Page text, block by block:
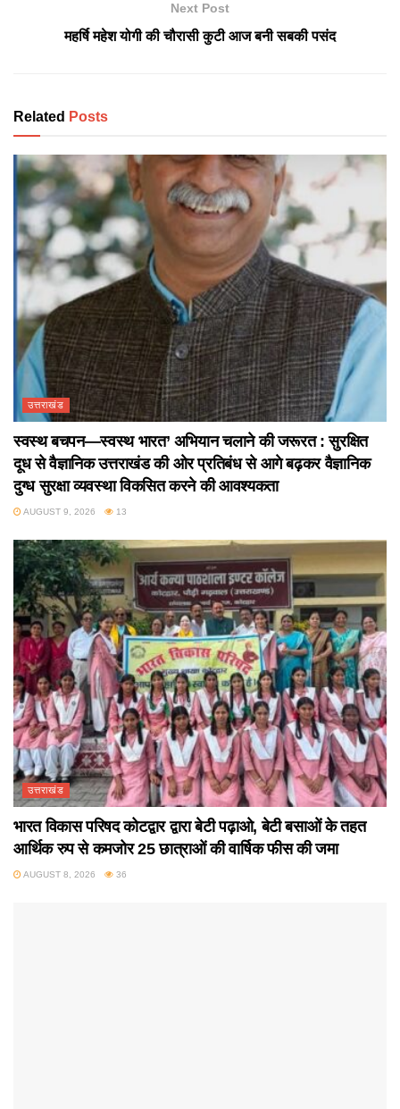
Next Post
महर्षि महेश योगी की चौरासी कुटी आज बनी सबकी पसंद
Related Posts
उत्तराखंड
स्वस्थ बचपन—स्वस्थ भारत’ अभियान चलाने की जरूरत : सुरक्षित
दूध से वैज्ञानिक उत्तराखंड की ओर प्रतिबंध से आगे बढ़कर वैज्ञानिक
दुग्ध सुरक्षा व्यवस्था विकसित करने की आवश्यकता
AUGUST 9, 2026 13
उत्तराखंड
भारत विकास परिषद कोटद्वार द्वारा बेटी पढ़ाओ, बेटी बसाओं के तहत
आर्थिक रुप से कमजोर 25 छात्राओं की वार्षिक फीस की जमा
AUGUST 8, 2026 36